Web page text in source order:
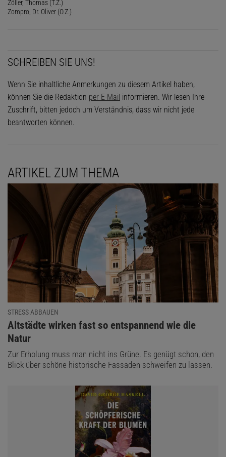
Zöller, Thomas (T.Z.)
Zompro, Dr. Oliver (O.Z.)
SCHREIBEN SIE UNS!
Wenn Sie inhaltliche Anmerkungen zu diesem Artikel haben,
können Sie die Redaktion per E-Mail informieren. Wir lesen Ihre
Zuschrift, bitten jedoch um Verständnis, dass wir nicht jede
beantworten können.
ARTIKEL ZUM THEMA
STRESS ABBAUEN
:
Altstädte wirken fast so entspannend wie die
Natur
Zur Erholung muss man nicht ins Grüne. Es genügt schon, den
Blick über schöne historische Fassaden schweifen zu lassen.